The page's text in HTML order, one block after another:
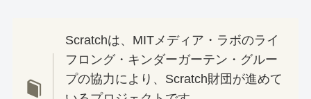
Scratchは、MITメディア・ラボのライ
フロング・キンダーガーテン・グルー
プの協力により、Scratch財団が進めて